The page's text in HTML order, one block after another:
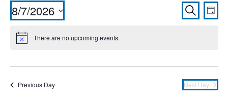
Views
SearchDay
8/7/2026
date.
There are no upcoming events.
Previous Day Next Day